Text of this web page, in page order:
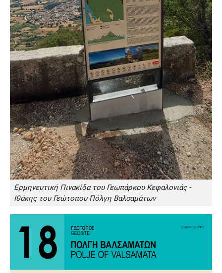
Ερμηνευτική Πινακίδα του Γεωπάρκου Κεφαλονιάς -
Ιθάκης του Γεώτοπου Πόλγη Βαλσαμάτων